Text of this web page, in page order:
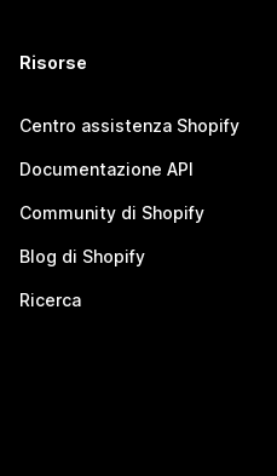
Risorse
Centro assistenza Shopify
Documentazione API
Community di Shopify
Blog di Shopify
Ricerca